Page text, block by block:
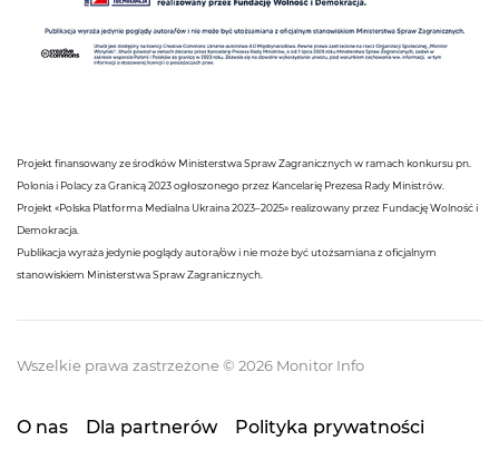
Projekt finansowany ze środków Ministerstwa Spraw Zagranicznych w ramach konkursu pn.
Polonia i Polacy za Granicą 2023 ogłoszonego przez Kancelarię Prezesa Rady Ministrów.
Projekt «Polska Platforma Medialna Ukraina 2023–2025» realizowany przez Fundację Wolność i
Demokracja.
Publikacja wyraża jedynie poglądy autora/ów i nie może być utożsamiana z oficjalnym
stanowiskiem Ministerstwa Spraw Zagranicznych.
Wszelkie prawa zastrzeżone © 2026 Monitor Info
O nas Dla partnerów Polityka prywatności